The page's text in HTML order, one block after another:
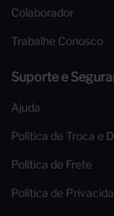
Colaborador
Trabalhe Conosco
Suporte e
Ajuda
Política de Troca e
Política de Frete
Política de